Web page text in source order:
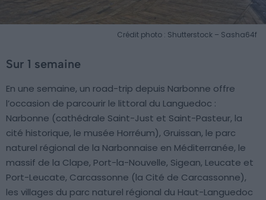
Crédit photo : Shutterstock – Sasha64f
Sur 1 semaine
En une semaine, un road-trip depuis Narbonne offre
l’occasion de parcourir le littoral du Languedoc :
Narbonne (cathédrale Saint-Just et Saint-Pasteur, la
cité historique, le musée Horréum), Gruissan, le parc
naturel régional de la Narbonnaise en Méditerranée, le
massif de la Clape, Port-la-Nouvelle, Sigean, Leucate et
Port-Leucate, Carcassonne (la Cité de Carcassonne),
les villages du parc naturel régional du Haut-Languedoc